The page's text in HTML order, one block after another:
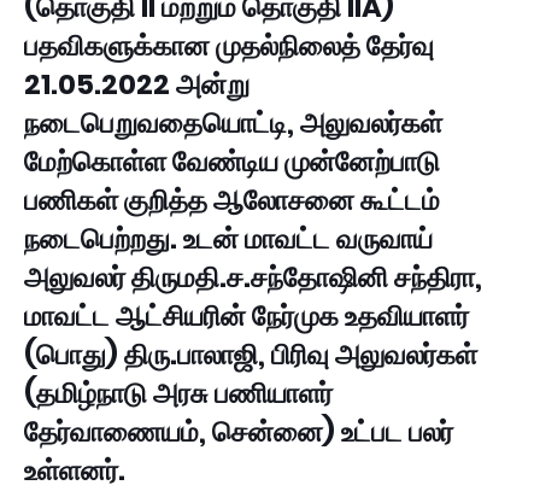
பதவிகளுக்கான முதல்நிலைத் தேர்வு
21.05.2022 அன்று
நடைபெறுவதையொட்டி, அலுவலர்கள்
மேற்கொள்ள வேண்டிய முன்னேற்பாடு
பணிகள் குறித்த ஆலோசனை கூட்டம்
நடைபெற்றது. உடன் மாவட்ட வருவாய்
அலுவலர் திருமதி.ச.சந்தோஷினி சந்திரா,
மாவட்ட ஆட்சியரின் நேர்முக உதவியாளர்
(பொது) திரு.பாலாஜி, பிரிவு அலுவலர்கள்
(தமிழ்நாடு அரசு பணியாளர்
தேர்வாணையம், சென்னை) உட்பட பலர்
உள்ளனர்.